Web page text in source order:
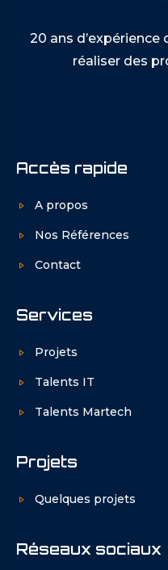
20 ans d’expérience
réaliser des
Accès rapide
A propos
Nos Références
Contact
Services
Projets
Talents IT
Talents Martech
Projets
Quelques projets
Réseaux sociaux